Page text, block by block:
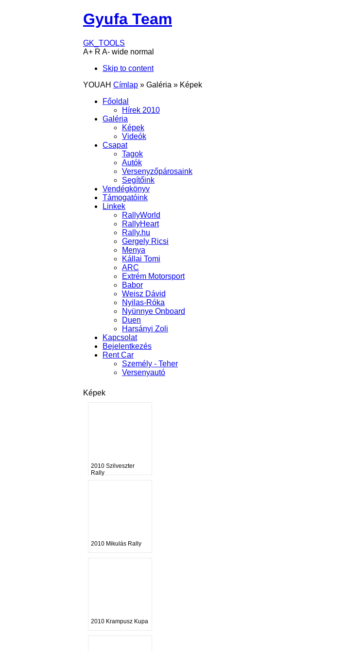
Gyufa Team
GK_TOOLS
A+ R A- wide normal
Skip to content
YOUAH Címlap » Galéria » Képek
Főoldal
Hírek 2010
Galéria
Képek
Videók
Csapat
Tagok
Autók
Versenyzőpárosaink
Segítőink
Vendégkönyv
Támogatóink
Linkek
RallyWorld
RallyHeart
Rally.hu
Gergely Ricsi
Menya
Kállai Tomi
ARC
Extrém Motorsport
Babor
Weisz Dávid
Nyilas-Róka
Nyünnye Onboard
Duen
Harsányi Zoli
Kapcsolat
Bejelentkezés
Rent Car
Személy - Teher
Versenyautó
Képek
2010 Szilveszter
Rally
2010 Mikulás Rally
2010 Krampusz Kupa